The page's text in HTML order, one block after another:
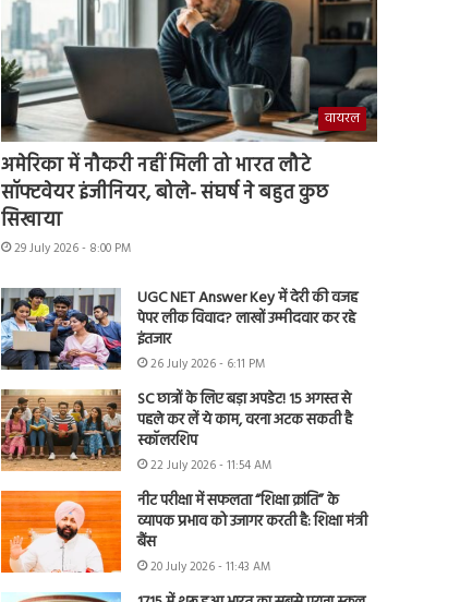
वायरल
अमेरिका में नौकरी नहीं मिली तो भारत लौटे
सॉफ्टवेयर इंजीनियर, बोले- संघर्ष ने बहुत कुछ
सिखाया
29 July 2026 - 8:00 PM
UGC NET Answer Key में देरी की वजह
पेपर लीक विवाद? लाखों उम्मीदवार कर रहे
इंतजार
26 July 2026 - 6:11 PM
SC छात्रों के लिए बड़ा अपडेट! 15 अगस्त से
पहले कर लें ये काम, वरना अटक सकती है
स्कॉलरशिप
22 July 2026 - 11:54 AM
नीट परीक्षा में सफलता “शिक्षा क्रांति” के
व्यापक प्रभाव को उजागर करती है: शिक्षा मंत्री
बैंस
20 July 2026 - 11:43 AM